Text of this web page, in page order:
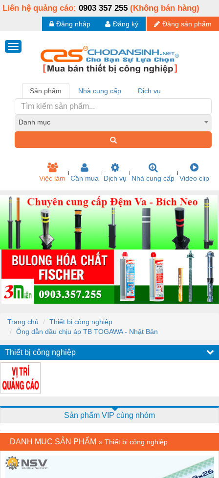
Liên hệ quảng cáo: 0903 357 255 (Không bán hàng)
Đăng sản phẩm
Đăng ký
Đăng nhập
Sản phẩm Nhà cung cấp Dịch vụ
Danh mục
Việc làm Cần mua Dịch vụ Nhà cung cấp Video clip
Trang chủ
Thiết bị công nghiệp
Ống dẫn dầu chịu áp TB TOGAWA - Nhật Bản
Thiết bị công nghiệp
Sản phẩm VIP cùng nhóm
DANH MỤC SẢN PHẨM » Thiết bị công nghiệp